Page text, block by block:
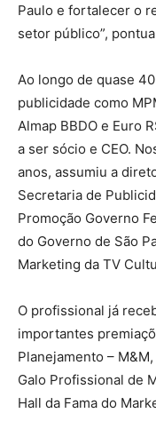
Paulo e fortalecer o
setor público”,
Ao longo de quase
publicidade como
Almap BBDO e Euro
a ser sócio e CEO.
anos, assumiu a
Secretaria de
Promoção Governo
do Governo de São
Marketing da TV
O profissional já
importantes
Planejamento –
Galo Profissional de
Hall da Fama do